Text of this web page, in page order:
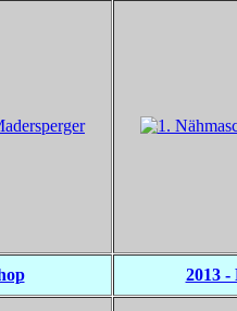
2013 -